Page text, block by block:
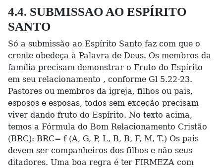
4.4. SUBMISSAO AO ESPÍRITO
SANTO
Só a submissão ao Espírito Santo faz com que o
crente obedeça à Palavra de Deus. Os membros da
família precisam demonstrar o Fruto do Espírito
em seu relacionamento , conforme Gl 5.22-23.
Pastores ou membros da igreja, filhos ou pais,
esposos e esposas, todos sem exceção precisam
viver dando fruto do Espírito. No texto acima,
temos a Fórmula do Bom Relacionamento Cristão
(BRC): BRC= f (A, G, P, L, B, B, F, M, T.) Os pais
devem ser companheiros dos filhos e não seus
ditadores. Uma boa regra é ter FIRMEZA com